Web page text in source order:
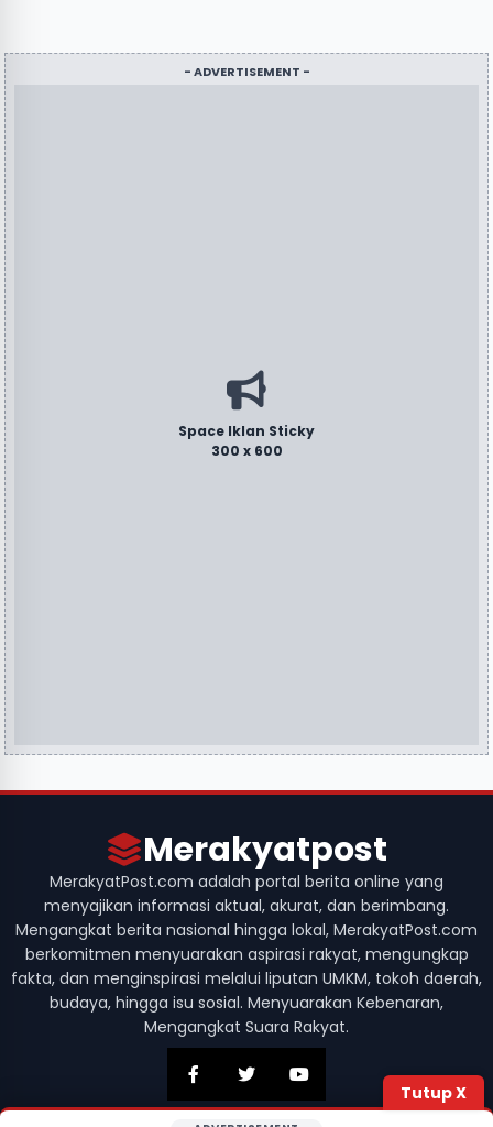
- ADVERTISEMENT -
Space Iklan Sticky
300 x 600
Tutup X
Merakyatpost
MerakyatPost.com adalah portal berita online yang
menyajikan informasi aktual, akurat, dan berimbang.
Mengangkat berita nasional hingga lokal, MerakyatPost.com
berkomitmen menyuarakan aspirasi rakyat, mengungkap
fakta, dan menginspirasi melalui liputan UMKM, tokoh daerah,
budaya, hingga isu sosial. Menyuarakan Kebenaran,
Mengangkat Suara Rakyat.